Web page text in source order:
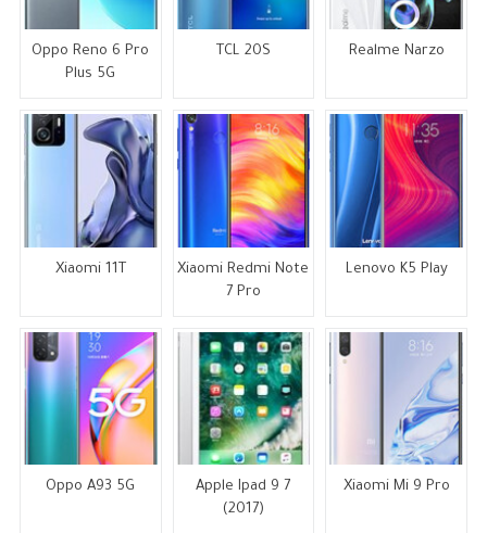
Oppo Reno 6 Pro
Plus 5G
TCL 20S Realme Narzo
Xiaomi 11T
Xiaomi Redmi Note
7 Pro
Lenovo K5 Play
Oppo A93 5G
Apple Ipad 9 7
(2017)
Xiaomi Mi 9 Pro